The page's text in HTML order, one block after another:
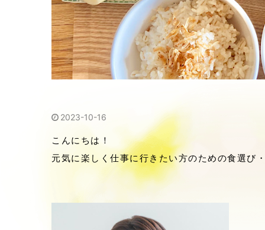
2023-10-16
こんにちは！
元気に楽しく仕事に行きたい方のための食選